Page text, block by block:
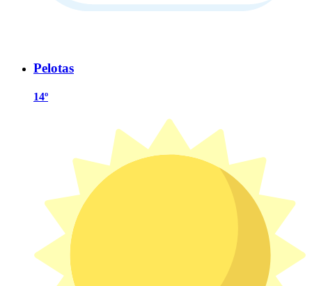
Pelotas
14º